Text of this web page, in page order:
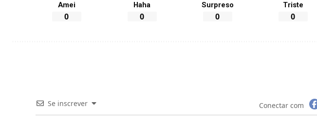
Amei
0
Haha
0
Surpreso
0
Triste
0
Se inscrever Conectar com